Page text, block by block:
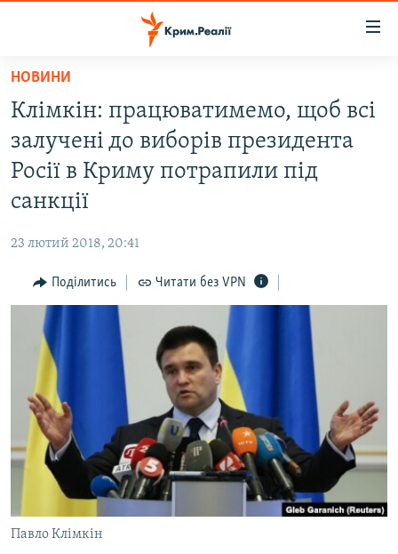
Перейти
основного
матеріалу
Перейти
до
основної
Перейти
пошуку
ВІДЕО ТА ФОТО
ПОЛІТИКА
ІНТЕРВ'Ю
ВСЕ ЗА ДЕНЬ
СПЕЦПРОЕКТИ
ДЕПОРТАЦІЯ
ВІДЕОУРОКИ «ELIFBE»
СВІДЧЕННЯ ОКУПАЦІЇ
УКРАЇНСЬКА ПРОБЛЕМА КРИМУ
ЯК ОБІЙТИ БЛОКУВАННЯ
Русский
Qırımtatar
НОВИНИ
Клімкін: працюватимемо, щоб всі
залучені до виборів президента
Росії в Криму потрапили під
санкції
23 лютий 2018, 20:41
Поділитись Читати без VPN
Павло Клімкін